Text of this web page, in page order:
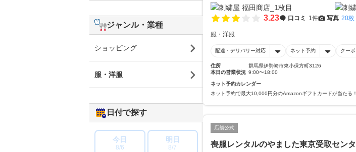
3.23 口コミ 1件 写真 20枚
服・洋服
配達・デリバリー対応 ネット予約 クー
住所
群馬県伊勢崎市東小保方町3126
本日の営業状況 9:00〜18:00
ネット予約カレンダー
ネット予約で最大10,000円分のAmazonギフトカードが当たる！
店舗公式
喪服レンタルのやました東京受取セン
ジャンル・業種
ショッピング
服・洋服
日付で探す
今日
8/6
明日
8/7